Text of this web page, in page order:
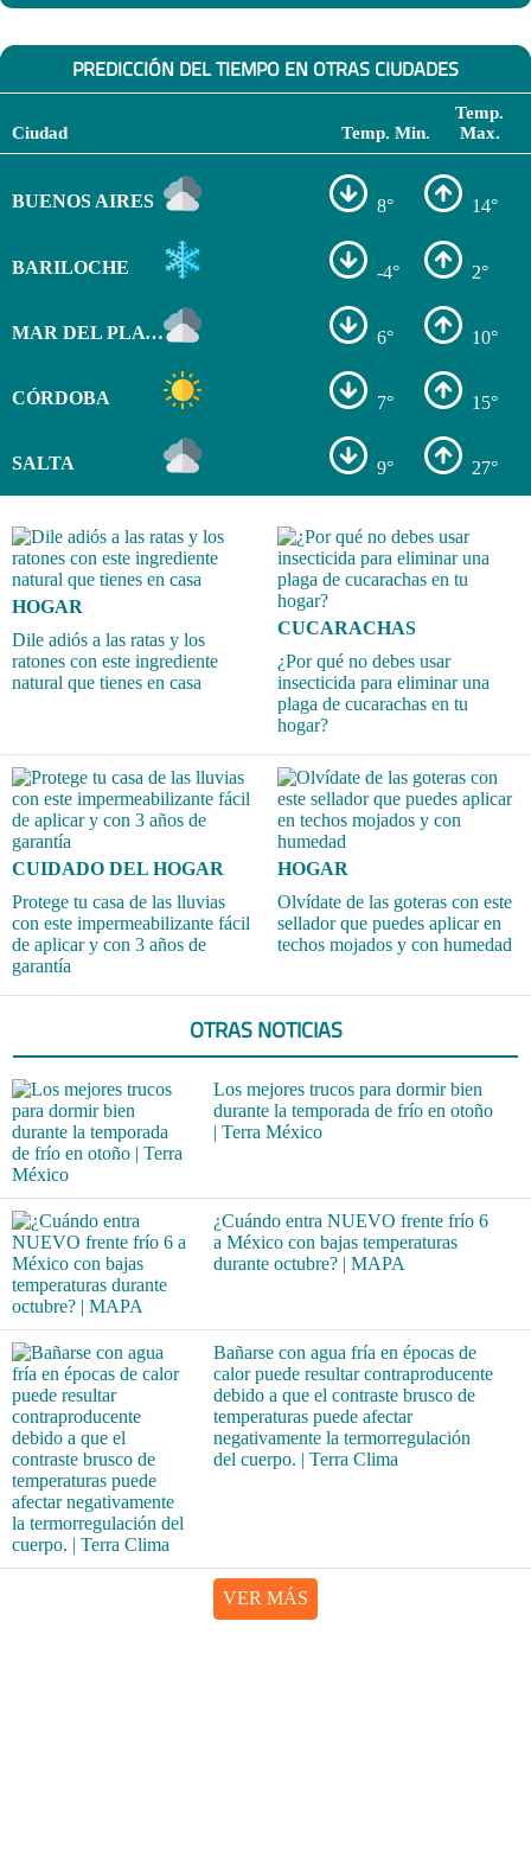
PREDICCIÓN DEL TIEMPO EN OTRAS CIUDADES
Ciudad Temp. Min.
Temp.
Max.
BUENOS AIRES 8° 14°
BARILOCHE -4° 2°
MAR DEL PLATA 6° 10°
CÓRDOBA 7° 15°
SALTA 9° 27°
HOGAR
Dile adiós a las ratas y los
ratones con este ingrediente
natural que tienes en casa
CUCARACHAS
¿Por qué no debes usar
insecticida para eliminar una
plaga de cucarachas en tu
hogar?
CUIDADO DEL HOGAR
Protege tu casa de las lluvias
con este impermeabilizante fácil
de aplicar y con 3 años de
garantía
HOGAR
Olvídate de las goteras con este
sellador que puedes aplicar en
techos mojados y con humedad
OTRAS NOTICIAS
Los mejores trucos para dormir bien
durante la temporada de frío en otoño
| Terra México
¿Cuándo entra NUEVO frente frío 6
a México con bajas temperaturas
durante octubre? | MAPA
Bañarse con agua fría en épocas de
calor puede resultar contraproducente
debido a que el contraste brusco de
temperaturas puede afectar
negativamente la termorregulación
del cuerpo. | Terra Clima
VER MÁS